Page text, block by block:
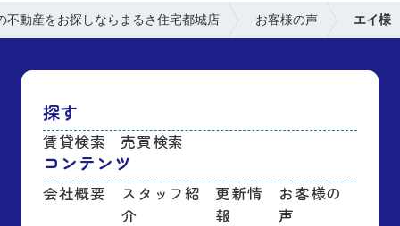
不動産をお探しならまるさ住宅都城店 お客様の声 エイ様
探す
賃貸検索 売買検索
コンテンツ
会社概要
スタッフ紹
介
更新情
報
お客様の
声